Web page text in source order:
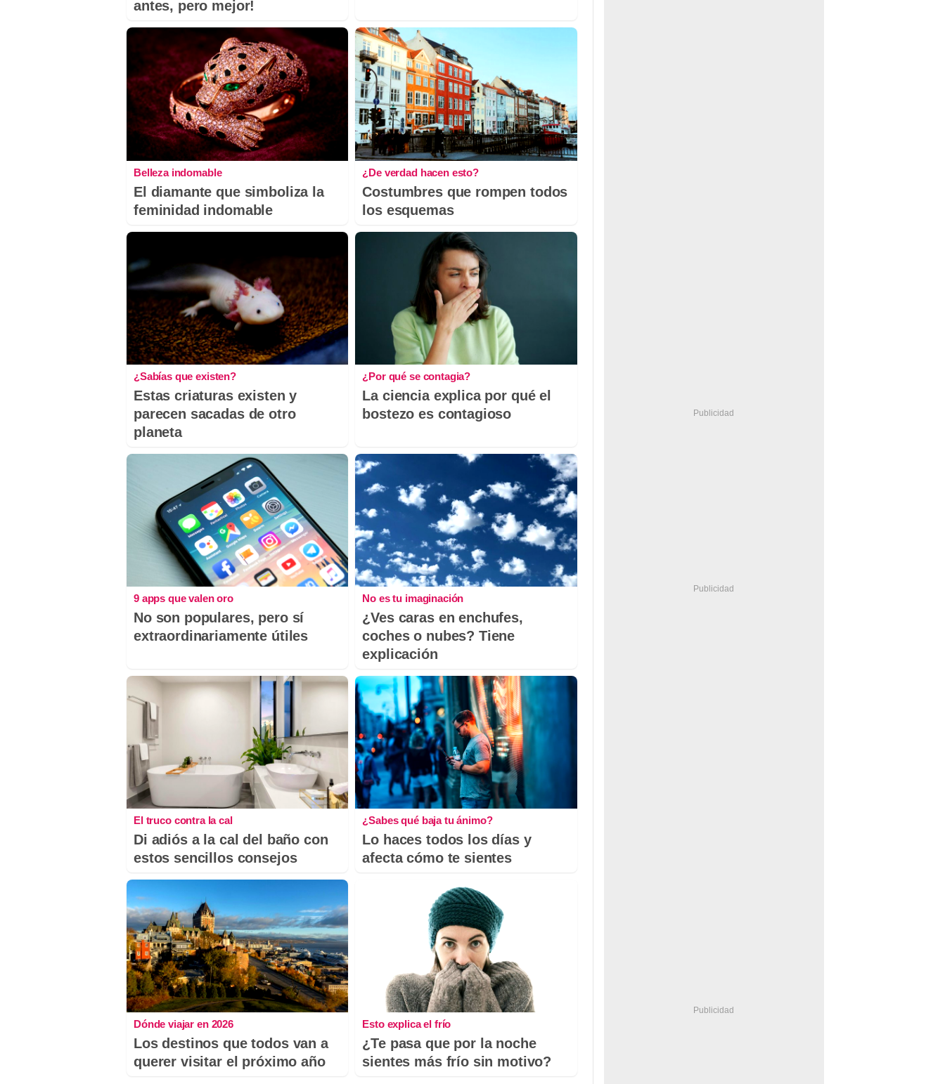
antes, pero mejor!
Belleza indomable
El diamante que simboliza la
feminidad indomable
¿De verdad hacen esto?
Costumbres que rompen todos
los esquemas
¿Sabías que existen?
Estas criaturas existen y
parecen sacadas de otro
planeta
¿Por qué se contagia?
La ciencia explica por qué el
bostezo es contagioso
9 apps que valen oro
No son populares, pero sí
extraordinariamente útiles
No es tu imaginación
¿Ves caras en enchufes,
coches o nubes? Tiene
explicación
El truco contra la cal
Di adiós a la cal del baño con
estos sencillos consejos
¿Sabes qué baja tu ánimo?
Lo haces todos los días y
afecta cómo te sientes
Dónde viajar en 2026
Los destinos que todos van a
querer visitar el próximo año
Esto explica el frío
¿Te pasa que por la noche
sientes más frío sin motivo?